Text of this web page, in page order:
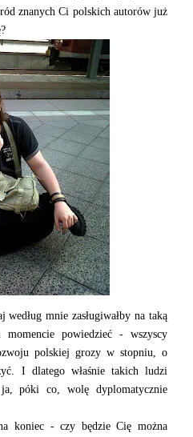
znanych Ci polskich autorów już
mnie zasługiwałby na taką
powiedzieć - wszyscy
polskiej grozy w stopniu, o
I dlatego właśnie takich ludzi
póki co, wolę dyplomatycznie
koniec - czy będzie Cię można